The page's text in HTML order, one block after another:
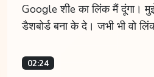
Google शीe का लिंक मैं दूंगा।
डैशबोर्ड बना के दे। जभी भी वो
02:24